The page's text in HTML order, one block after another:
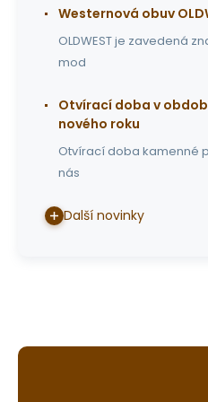
Westernová obuv
OLDWEST je zavedená
mod
Otvírací doba v
nového roku
Otvírací doba kamenné
nás
Další novinky